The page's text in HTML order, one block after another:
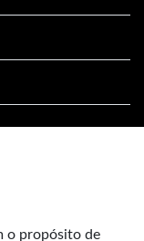
o propósito de